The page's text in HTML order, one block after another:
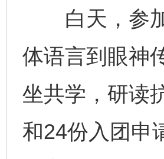
白天，参加
体语言到眼神
坐共学，研读
和24份入团申